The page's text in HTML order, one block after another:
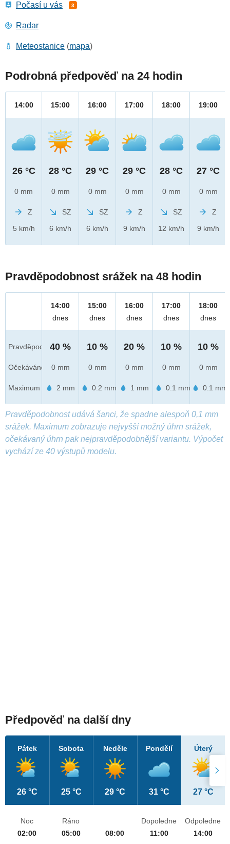
Počasí u vás 3
Radar
Meteostanice (mapa)
Podrobná předpověď na 24 hodin
14:00
26 °C
0 mm
Z
5 km/h
15:00
28 °C
0 mm
SZ
6 km/h
16:00
29 °C
0 mm
SZ
6 km/h
17:00
29 °C
0 mm
Z
9 km/h
18:00
28 °C
0 mm
SZ
12 km/h
19:00
27 °C
0 mm
Z
9 km/h
Pravděpodobnost srážek na 48 hodin
Pravděpod.
Očekáváno
Maximum
14:00
dnes
40 %
0 mm
2 mm
15:00
dnes
10 %
0 mm
0.2 mm
16:00
dnes
20 %
0 mm
1 mm
17:00
dnes
10 %
0 mm
0.1 mm
18:00
dnes
10 %
0 mm
0.1 mm
Pravděpodobnost udává šanci, že spadne alespoň 0,1 mm
srážek. Maximum zobrazuje nejvyšší možný úhrn srážek,
očekávaný úhrn pak nejpravděpodobnější variantu. Výpočet
vychází ze 40 výstupů modelu.
Předpověď na další dny
Pátek
26 °C
Sobota
25 °C
Neděle
29 °C
Pondělí
31 °C
Úterý
27 °C
Noc
02:00
Ráno
05:00
08:00
Dopoledne
11:00
Odpoledne
14:00